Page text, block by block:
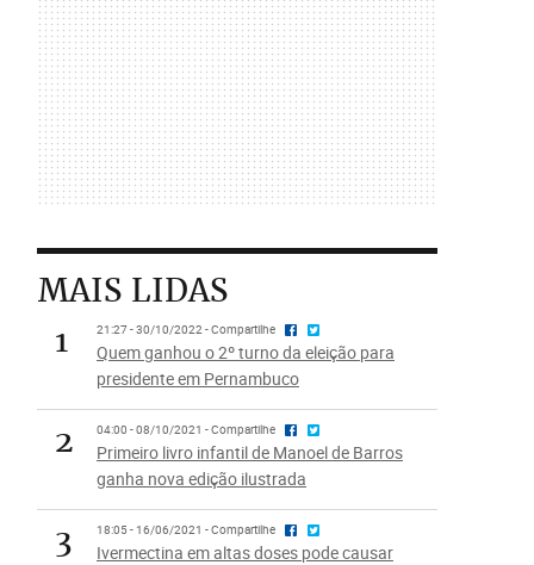
MAIS LIDAS
1
21:27 - 30/10/2022 - Compartilhe
Quem ganhou o 2º turno da eleição para
presidente em Pernambuco
2 04:00 - 08/10/2021 - Compartilhe
Primeiro livro infantil de Manoel de Barros
ganha nova edição ilustrada
3 18:05 - 16/06/2021 - Compartilhe
Ivermectina em altas doses pode causar